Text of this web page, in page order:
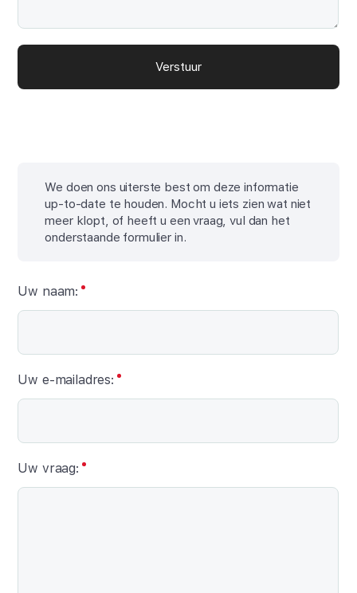
Verstuur
We doen ons uiterste best om deze informatie
up-to-date te houden. Mocht u iets zien wat niet
meer klopt, of heeft u een vraag, vul dan het
onderstaande formulier in.
Uw naam:
Uw e-mailadres:
Uw vraag: